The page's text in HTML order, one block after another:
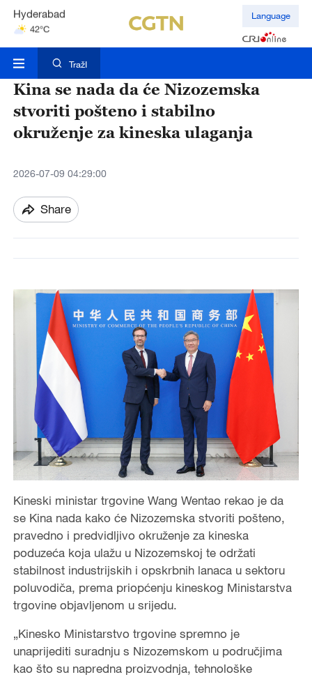
Hyderabad
42°C
Mumbai
Language
TražI
Kina se nada da će Nizozemska
stvoriti pošteno i stabilno
okruženje za kineska ulaganja
2026-07-09 04:29:00
Share
Kineski ministar trgovine Wang Wentao rekao je da
se Kina nada kako će Nizozemska stvoriti pošteno,
pravedno i predvidljivo okruženje za kineska
poduzeća koja ulažu u Nizozemskoj te održati
stabilnost industrijskih i opskrbnih lanaca u sektoru
poluvodiča, prema priopćenju kineskog Ministarstva
trgovine objavljenom u srijedu.
„Kinesko Ministarstvo trgovine spremno je
unaprijediti suradnju s Nizozemskom u područjima
kao što su napredna proizvodnja, tehnološke